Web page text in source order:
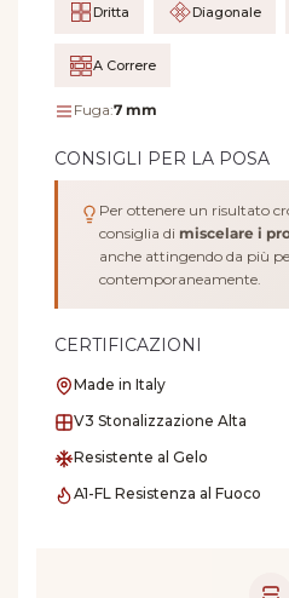
Dritta Diagonale
A Correre
Fuga:7 mm
CONSIGLI PER LA POSA
Per ottenere un risultato
consiglia di miscelare i
anche attingendo da più
contemporaneamente.
CERTIFICAZIONI
Made in Italy
V3 Stonalizzazione Alta
Resistente al Gelo
A1-FL Resistenza al Fuoco